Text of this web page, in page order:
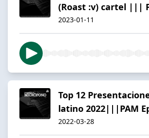
(Roast :v) cartel |||
2023-01-11
Top 12
latino 2022|||PAM
2022-03-28